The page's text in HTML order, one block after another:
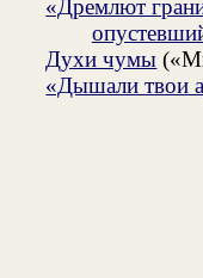
«Дремлют
Духи чумы
«Дышали твои